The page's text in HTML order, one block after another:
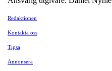
Redaktionen
Kontakta oss
Tipsa
Annonsera